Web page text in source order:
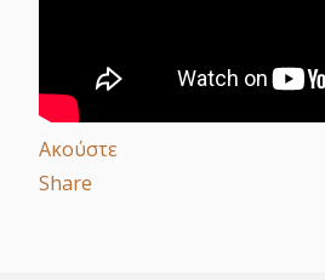
Ακούστε
Share